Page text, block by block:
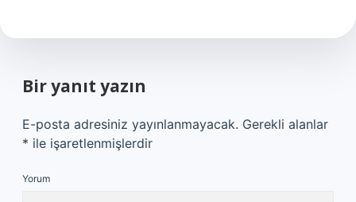
Bir yanıt yazın
E-posta adresiniz yayınlanmayacak. Gerekli alanlar
* ile işaretlenmişlerdir
Yorum